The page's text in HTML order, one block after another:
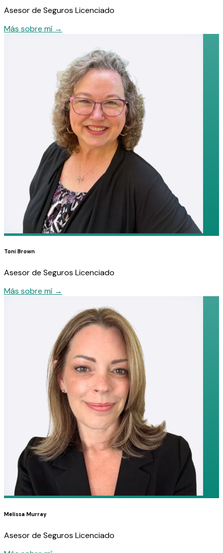
Asesor de Seguros Licenciado
Más sobre mí →
Toni Brown
Asesor de Seguros Licenciado
Más sobre mí →
Melissa Murray
Asesor de Seguros Licenciado